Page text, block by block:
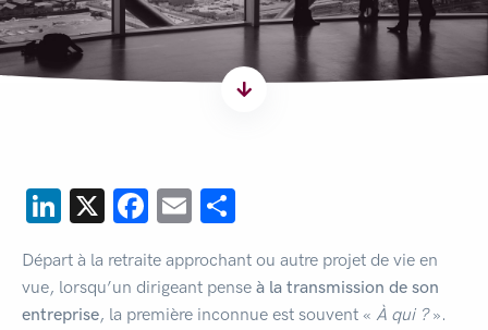
LinkedIn
X Facebook
Email
Départ à la retraite approchant ou autre projet de vie en
vue, lorsqu’un dirigeant pense à la transmission de son
entreprise, la première inconnue est souvent « À qui ?».